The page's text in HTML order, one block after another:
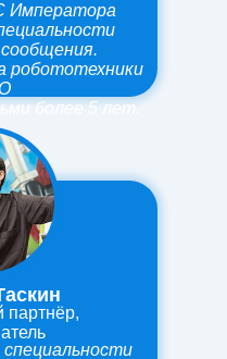
Императора
робототехники
более 5 лет.